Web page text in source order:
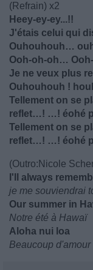
(Refrain) x2
Heey-ey-ey...!!
J'étais celui qui
Ouhouhouh…
Ooh-oh-oh…
Je ne veux plus
Ouhouhouh !
Tellement on se
reflet…! …! éohé
Tellement on se
reflet…! …! éohé
(Outro:Nicole
I'll always
je me souviendrai
Our summer in
Notre été à Hawaï
Aloha nui loa
Beaucoup d'amour